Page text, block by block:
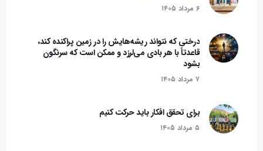
۶ مرداد ۱۴۰۵
درختی که نتواند ریشه‌هایش را در زمین پراکنده کند،
قاعدتاً با هر بادی می‌لرزد و ممکن است که سرنگون
بشود‌
۷ مرداد ۱۴۰۵
برای تحقق افکار باید حرکت کنیم
۵ مرداد ۱۴۰۵